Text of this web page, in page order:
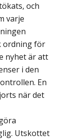
och
varje
ordning för
nyhet är att
i den
En
när det
Utskottet